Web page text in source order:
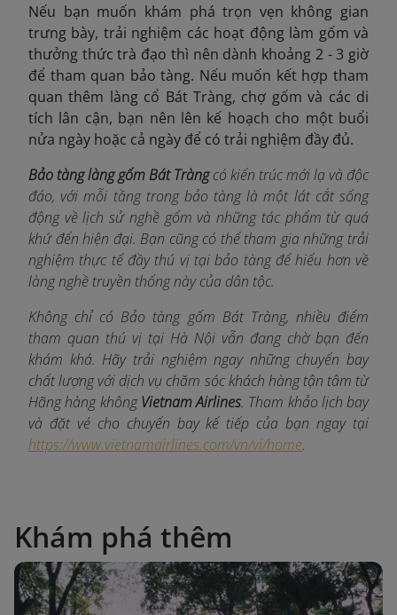
Nếu bạn muốn khám phá trọn vẹn không gian
trưng bày, trải nghiệm các hoạt động làm gốm và
thưởng thức trà đạo thì nên dành khoảng 2 - 3 giờ
để tham quan bảo tàng. Nếu muốn kết hợp tham
quan thêm làng cổ Bát Tràng, chợ gốm và các di
tích lân cận, bạn nên lên kế hoạch cho một buổi
nửa ngày hoặc cả ngày để có trải nghiệm đầy đủ.
Bảo tàng làng gốm Bát Tràngcó kiến trúc mới lạ và độc
đáo, với mỗi tầng trong bảo tàng là một lát cắt sống
động về lịch sử nghề gốm và những tác phẩm từ quá
khứ đến hiện đại. Bạn cũng có thể tham gia những trải
nghiệm thực tế đầy thú vị tại bảo tàng để hiểu hơn về
làng nghề truyền thống này của dân tộc.
Không chỉ có Bảo tàng gốm Bát Tràng, nhiều điểm
tham quan thú vị tại Hà Nội vẫn đang chờ bạn đến
khám khá. Hãy trải nghiệm ngay những chuyến bay
chất lượng với dịch vụ chăm sóc khách hàng tận tâm từ
Hãng hàng khôngVietnam Airlines. Tham khảo lịch bay
và đặt vé cho chuyến bay kế tiếp của bạn ngay tại
https://www.vietnamairlines.com/vn/vi/home.
Khám phá thêm